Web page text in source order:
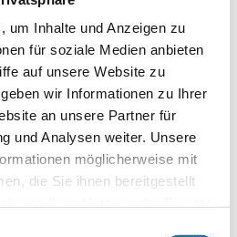
um Inhalte und Anzeigen zu
für soziale Medien anbieten
auf unsere Website zu
wir Informationen zu Ihrer
an unsere Partner für
und Analysen weiter. Unsere
möglicherweise mit
die Sie ihnen bereitgestellt
Dallas
sehr zufrieden. Die
Schwaiger waren wirklich nicht zu
bis hin zur Montage
Für das Cabrio Dom habe ich
das…